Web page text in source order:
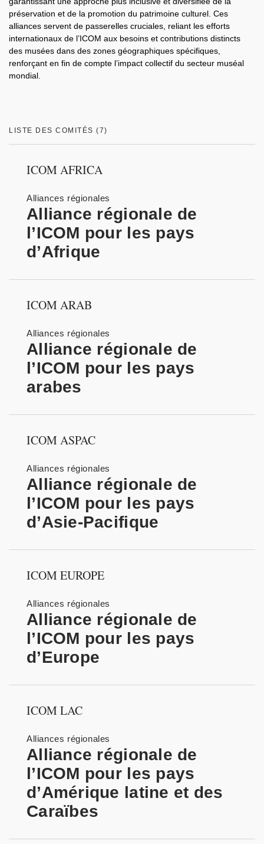
préservation et de la promotion du patrimoine culturel. Ces
alliances servent de passerelles cruciales, reliant les efforts
internationaux de l’ICOM aux besoins et contributions distincts
des musées dans des zones géographiques spécifiques,
renforçant en fin de compte l’impact collectif du secteur muséal
mondial.
LISTE DES COMITÉS (7)
ICOM AFRICA
Alliances régionales
Alliance régionale de
l’ICOM pour les pays
d’Afrique
ICOM ARAB
Alliances régionales
Alliance régionale de
l’ICOM pour les pays
arabes
ICOM ASPAC
Alliances régionales
Alliance régionale de
l’ICOM pour les pays
d’Asie-Pacifique
ICOM EUROPE
Alliances régionales
Alliance régionale de
l’ICOM pour les pays
d’Europe
ICOM LAC
Alliances régionales
Alliance régionale de
l’ICOM pour les pays
d’Amérique latine et des
Caraïbes